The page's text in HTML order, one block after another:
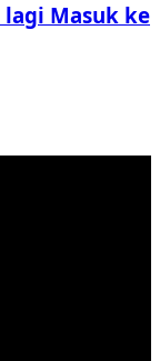
lagi Masuk ke